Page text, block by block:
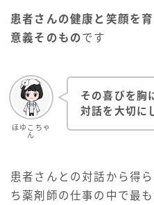
患者さんの健康と笑顔を
意義そのものです
ほゆこちゃ
ん
その喜びを胸
対話を大切に
患者さんとの対話から得
ち薬剤師の仕事の中で最